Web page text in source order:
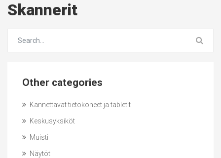
Skannerit
Other categories
Kannettavat tietokoneet ja tabletit
Keskusyksiköt
Muisti
Näytöt